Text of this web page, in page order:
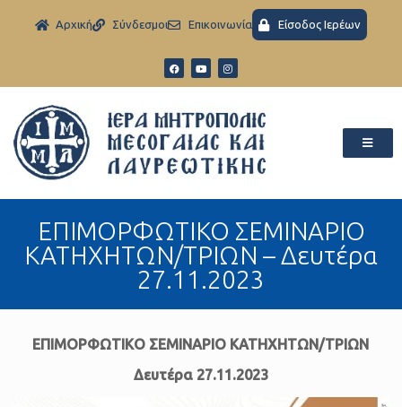
Aρχική Σύνδεσμοι Eπικοινωνία Είσοδος Ιερέων
ΕΠΙΜΟΡΦΩΤΙΚΟ ΣΕΜΙΝΑΡΙΟ
ΚΑΤΗΧΗΤΩΝ/ΤΡΙΩΝ – Δευτέρα
27.11.2023
ΕΠΙΜΟΡΦΩΤΙΚΟ ΣΕΜΙΝΑΡΙΟ ΚΑΤΗΧΗΤΩΝ/ΤΡΙΩΝ
Δευτέρα 27.11.2023